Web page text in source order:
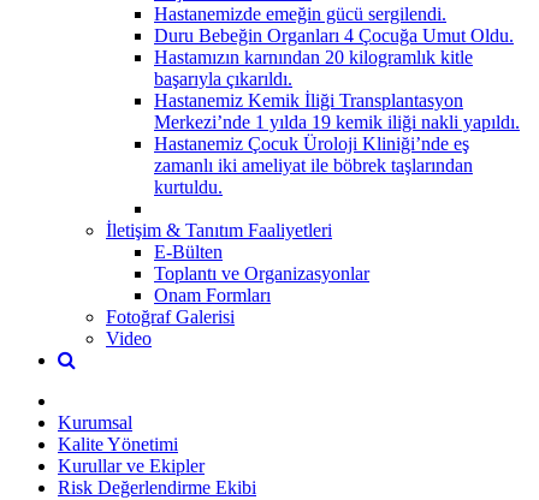
Hastanemizde emeğin gücü sergilendi.
Duru Bebeğin Organları 4 Çocuğa Umut Oldu.
Hastamızın karnından 20 kilogramlık kitle
başarıyla çıkarıldı.
Hastanemiz Kemik İliği Transplantasyon
Merkezi’nde 1 yılda 19 kemik iliği nakli yapıldı.
Hastanemiz Çocuk Üroloji Kliniği’nde eş
zamanlı iki ameliyat ile böbrek taşlarından
kurtuldu.
İletişim & Tanıtım Faaliyetleri
E-Bülten
Toplantı ve Organizasyonlar
Onam Formları
Fotoğraf Galerisi
Video
Kurumsal
Kalite Yönetimi
Kurullar ve Ekipler
Risk Değerlendirme Ekibi